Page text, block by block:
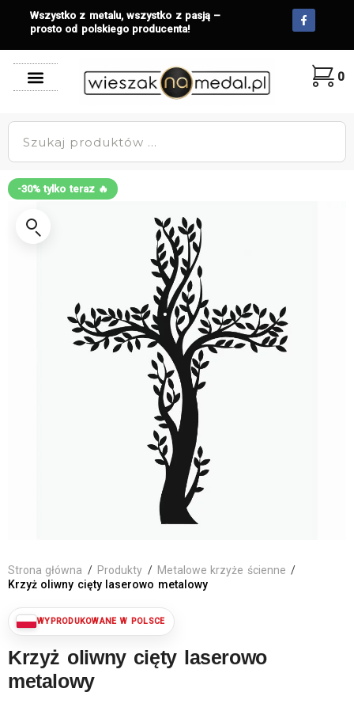
Wszystko z metalu, wszystko z pasją –
prosto od polskiego producenta!
0
-30% tylko teraz 🔥
Strona główna / Produkty / Metalowe krzyże ścienne /
Krzyż oliwny cięty laserowo metalowy
Krzyż oliwny cięty laserowo
metalowy